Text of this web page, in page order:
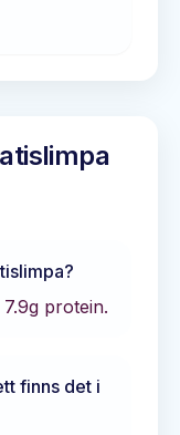
?
7.9g protein.
finns det i